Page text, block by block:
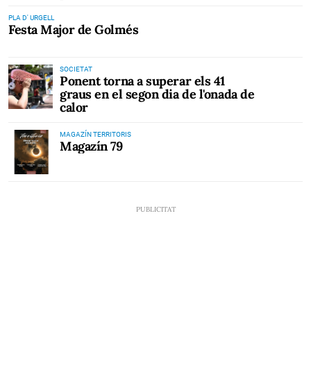
PLA D' URGELL
Festa Major de Golmés
SOCIETAT
Ponent torna a superar els 41
graus en el segon dia de l'onada de
calor
MAGAZÍN TERRITORIS
Magazín 79